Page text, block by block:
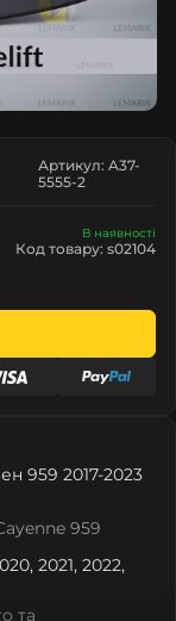
Артикул: A37-
5555-2
В наявності
Код товару: s02104
959 2017-2023
959
2021, 2022,
та